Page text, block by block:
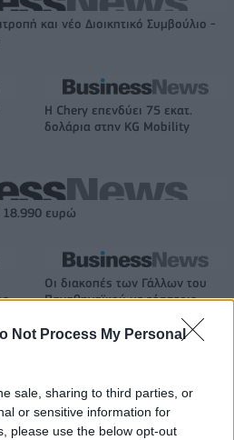
Not Process My Personal
sale, sharing to third parties, or
or sensitive information for
please use the below opt-out
και νέο Διοικητικό Συμβούλιο -
Η Chery επενδύει 75 εκατ.
δολάρια στην KG Mobility
18.990 ευρώ
Οι διακοπές των Γάλλων του
Παναθηναϊκού με τέσσερις
συμπατριώτες τους στη Μύκονο
(pic)
στην ηλεκτρική διασύνδεση Ελλάδας